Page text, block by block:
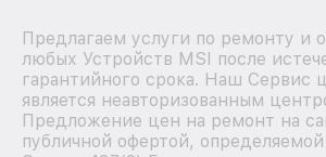
Предлагаем услуги по ремонту и
любых Устройств MSI после
гарантийного срока. Наш Сервис
является неавторизованным
Предложение цен на ремонт на
публичной офертой,